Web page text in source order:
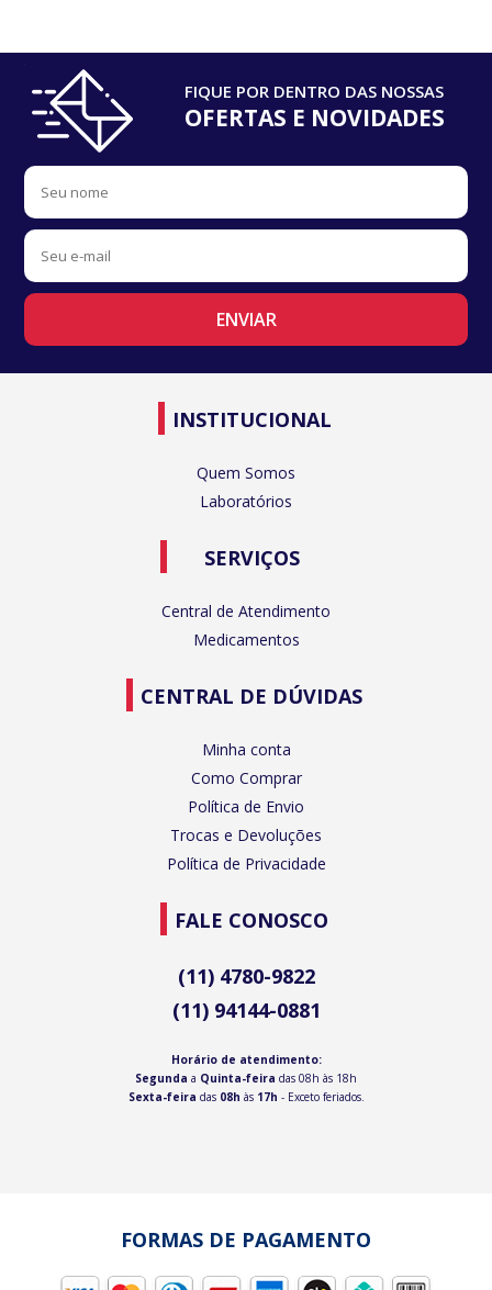
FIQUE POR DENTRO DAS NOSSAS
OFERTAS E NOVIDADES
INSTITUCIONAL
Quem Somos
Laboratórios
SERVIÇOS
Central de Atendimento
Medicamentos
CENTRAL DE DÚVIDAS
Minha conta
Como Comprar
Política de Envio
Trocas e Devoluções
Política de Privacidade
FALE CONOSCO
(11) 4780-9822
(11) 94144-0881
Horário de atendimento:
Segunda a Quinta-feira das 08h às 18h
Sexta-feira das 08h às 17h - Exceto feriados.
FORMAS DE PAGAMENTO